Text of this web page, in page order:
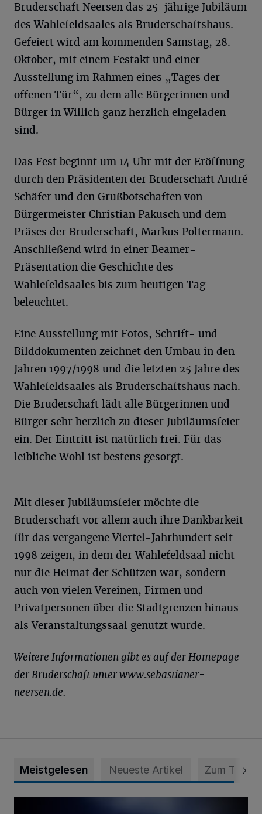
Bruderschaft Neersen das 25-jährige Jubiläum
des Wahlefeldsaales als Bruderschaftshaus.
Gefeiert wird am kommenden Samstag, 28.
Oktober, mit einem Festakt und einer
Ausstellung im Rahmen eines „Tages der
offenen Tür“, zu dem alle Bürgerinnen und
Bürger in Willich ganz herzlich eingeladen
sind.
Das Fest beginnt um 14 Uhr mit der Eröffnung
durch den Präsidenten der Bruderschaft André
Schäfer und den Grußbotschaften von
Bürgermeister Christian Pakusch und dem
Präses der Bruderschaft, Markus Poltermann.
Anschließend wird in einer Beamer-
Präsentation die Geschichte des
Wahlefeldsaales bis zum heutigen Tag
beleuchtet.
Eine Ausstellung mit Fotos, Schrift- und
Bilddokumenten zeichnet den Umbau in den
Jahren 1997/1998 und die letzten 25 Jahre des
Wahlefeldsaales als Bruderschaftshaus nach.
Die Bruderschaft lädt alle Bürgerinnen und
Bürger sehr herzlich zu dieser Jubiläumsfeier
ein. Der Eintritt ist natürlich frei. Für das
leibliche Wohl ist bestens gesorgt.
Mit dieser Jubiläumsfeier möchte die
Bruderschaft vor allem auch ihre Dankbarkeit
für das vergangene Viertel-Jahrhundert seit
1998 zeigen, in dem der Wahlefeldsaal nicht
nur die Heimat der Schützen war, sondern
auch von vielen Vereinen, Firmen und
Privatpersonen über die Stadtgrenzen hinaus
als Veranstaltungssaal genutzt wurde.
Weitere Informationen gibt es auf der Homepage
der Bruderschaft unter www.sebastianer-
neersen.de.
Meistgelesen Neueste Artikel Zum Thema